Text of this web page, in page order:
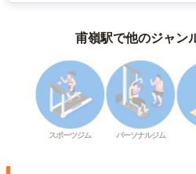
甫嶺駅で他のジャン
スポーツジム パーソナルジム